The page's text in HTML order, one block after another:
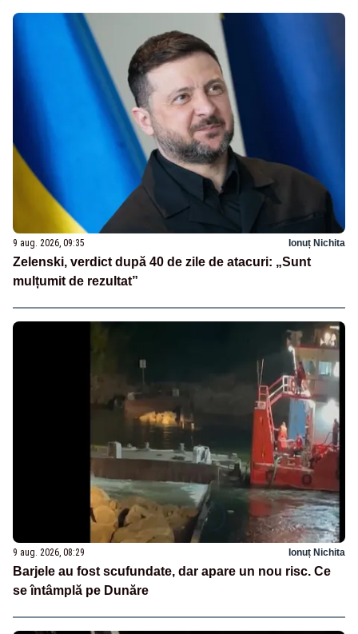
9 aug. 2026, 09:35 Ionuț Nichita
Zelenski, verdict după 40 de zile de atacuri: „Sunt
mulțumit de rezultat”
9 aug. 2026, 08:29 Ionuț Nichita
Barjele au fost scufundate, dar apare un nou risc. Ce
se întâmplă pe Dunăre